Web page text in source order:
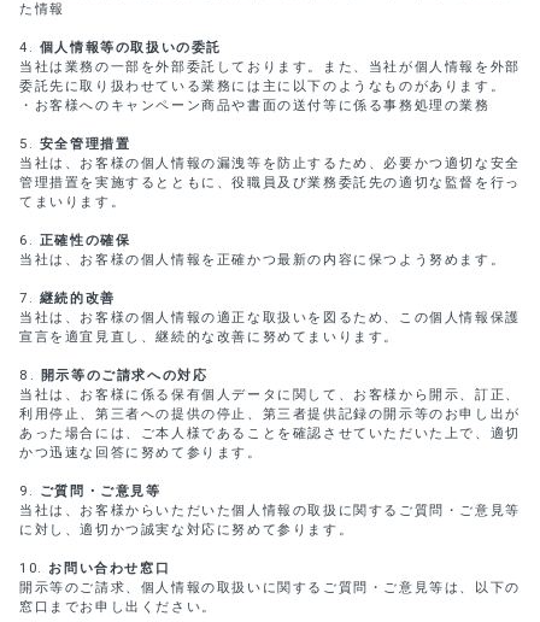
た情報
個人情報等の取扱いの委託
当社は業務の一部を外部委託しております。また、当社が個人情報を外部
委託先に取り扱わせている業務には主に以下のようなものがあります。
・お客様へのキャンペーン商品や書面の送付等に係る事務処理の業務
安全管理措置
当社は、お客様の個人情報の漏洩等を防止するため、必要かつ適切な安全
管理措置を実施するとともに、役職員及び業務委託先の適切な監督を行っ
てまいります。
正確性の確保
当社は、お客様の個人情報を正確かつ最新の内容に保つよう努めます。
継続的改善
当社は、お客様の個人情報の適正な取扱いを図るため、この個人情報保護
宣言を適宜見直し、継続的な改善に努めてまいります。
開示等のご請求への対応
当社は、お客様に係る保有個人データに関して、お客様から開示、訂正、
利用停止、第三者への提供の停止、第三者提供記録の開示等のお申し出が
あった場合には、ご本人様であることを確認させていただいた上で、適切
かつ迅速な回答に努めて参ります。
ご質問・ご意見等
当社は、お客様からいただいた個人情報の取扱に関するご質問・ご意見等
に対し、適切かつ誠実な対応に努めて参ります。
お問い合わせ窓口
開示等のご請求、個人情報の取扱いに関するご質問・ご意見等は、以下の
窓口までお申し出ください。